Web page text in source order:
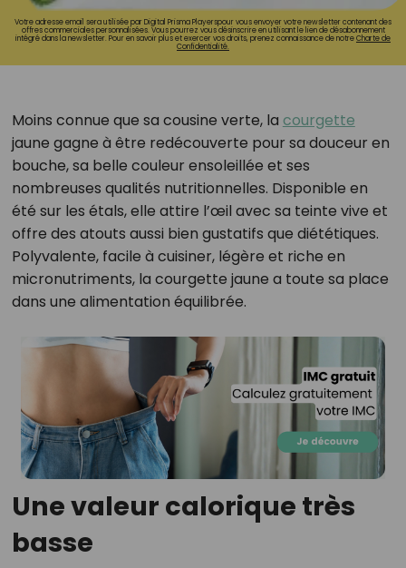
Votre adresse email sera utilisée par Digital Prisma Playerspour vous envoyer votre newsletter contenant des
offres commerciales personnalisées. Vous pourrez vous désinscrire en utilisant le lien de désabonnement
intégré dans la newsletter. Pour en savoir plus et exercer vos droits, prenez connaissance de notreCharte de
Confidentialité.
Moins connue que sa cousine verte, la courgette
jaune gagne à être redécouverte pour sa douceur en
bouche, sa belle couleur ensoleillée et ses
nombreuses qualités nutritionnelles. Disponible en
été sur les étals, elle attire l’œil avec sa teinte vive et
offre des atouts aussi bien gustatifs que diététiques.
Polyvalente, facile à cuisiner, légère et riche en
micronutriments, la courgette jaune a toute sa place
dans une alimentation équilibrée.
Une valeur calorique très
basse